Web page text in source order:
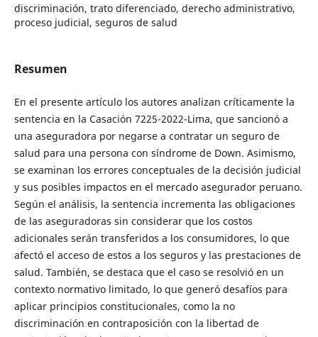
discriminación, trato diferenciado, derecho administrativo,
proceso judicial, seguros de salud
Resumen
En el presente artículo los autores analizan críticamente la
sentencia en la Casación 7225-2022-Lima, que sancionó a
una aseguradora por negarse a contratar un seguro de
salud para una persona con síndrome de Down. Asimismo,
se examinan los errores conceptuales de la decisión judicial
y sus posibles impactos en el mercado asegurador peruano.
Según el análisis, la sentencia incrementa las obligaciones
de las aseguradoras sin considerar que los costos
adicionales serán transferidos a los consumidores, lo que
afectó el acceso de estos a los seguros y las prestaciones de
salud. También, se destaca que el caso se resolvió en un
contexto normativo limitado, lo que generó desafíos para
aplicar principios constitucionales, como la no
discriminación en contraposición con la libertad de